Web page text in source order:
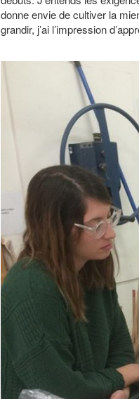
donne envie de cultiver la
grandir, j’ai l’impression